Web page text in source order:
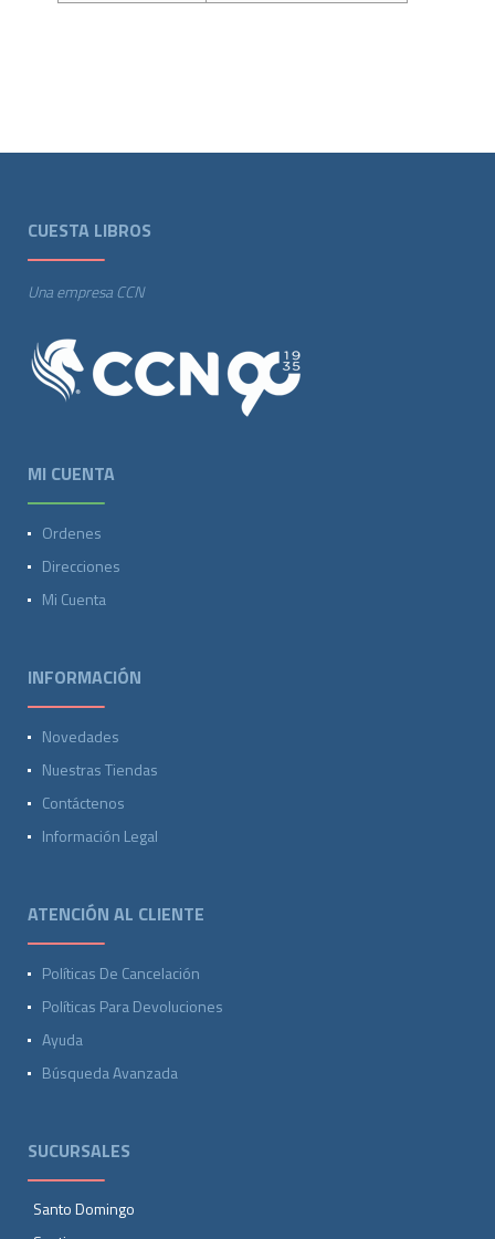
CUESTA LIBROS
Una empresa CCN
MI CUENTA
Ordenes
Direcciones
Mi Cuenta
INFORMACIÓN
Novedades
Nuestras Tiendas
Contáctenos
Información Legal
ATENCIÓN AL CLIENTE
Políticas De Cancelación
Políticas Para Devoluciones
Ayuda
Búsqueda Avanzada
SUCURSALES
Santo Domingo